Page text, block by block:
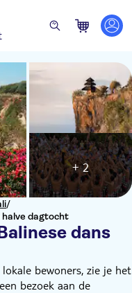
/
halve dagtocht
dans
+ 2
bewoners, zie je het
bezoek aan de